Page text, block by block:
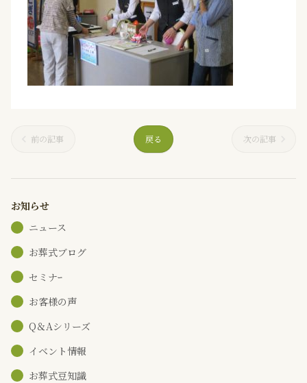
前の記事 戻る 次の記事
お知らせ
ニュース
お葬式ブログ
セミナｰ
お客様の声
Q＆Aシリーズ
イベント情報
お葬式豆知識